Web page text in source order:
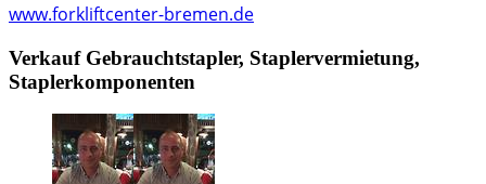
www.forkliftcenter-bremen.de
Verkauf Gebrauchtstapler, Staplervermietung,
Staplerkomponenten